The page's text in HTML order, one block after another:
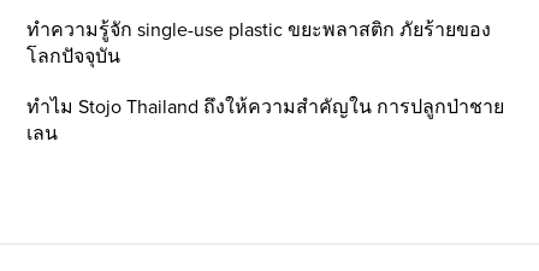
ทำความรู้จัก single-use plastic ขยะพลาสติก ภัยร้ายของ
โลกปัจจุบัน
ทำไม Stojo Thailand ถึงให้ความสำคัญใน การปลูกป่าชาย
เลน